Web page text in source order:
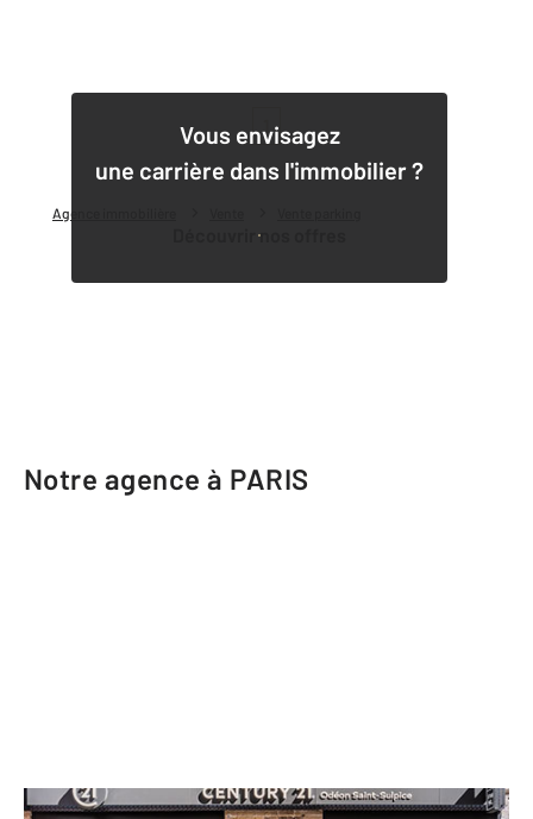
Agence immobilière
Vous envisagez
une carrière dans l'immobilier ?
Découvrir nos offres
Notre agence à PARIS